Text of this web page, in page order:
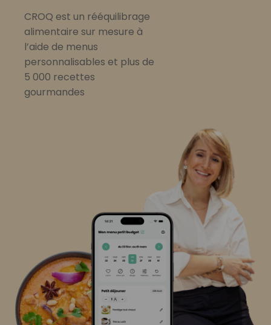
CROQ est un rééquilibrage
alimentaire sur mesure à
l’aide de menus
personnalisables et plus de
5 000 recettes
gourmandes